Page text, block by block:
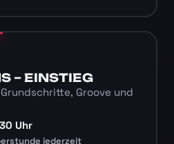
– EINSTIEG
Groove und
Uhr
jederzeit